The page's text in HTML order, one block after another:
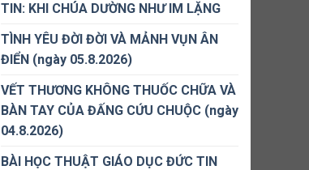
TIN: KHI CHÚA DƯỜNG NHƯ IM LẶNG
TÌNH YÊU ĐỜI ĐỜI VÀ MẢNH VỤN ÂN
ĐIỂN (ngày 05.8.2026)
VẾT THƯƠNG KHÔNG THUỐC CHỮA VÀ
BÀN TAY CỦA ĐẤNG CỨU CHUỘC (ngày
04.8.2026)
BÀI HỌC THUẬT GIÁO DỤC ĐỨC TIN